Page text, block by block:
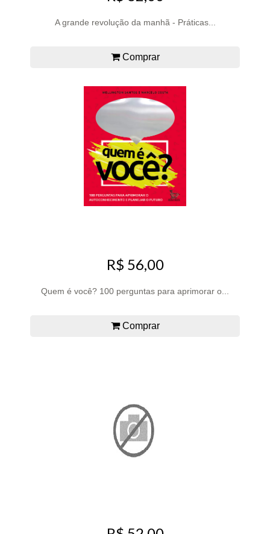
A grande revolução da manhã - Práticas...
Comprar
R$ 56,00
Quem é você? 100 perguntas para aprimorar o...
Comprar